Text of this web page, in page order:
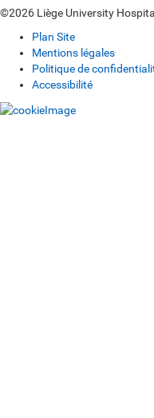
©2026 Liège University
Plan Site
Mentions légales
Politique de
Accessibilité